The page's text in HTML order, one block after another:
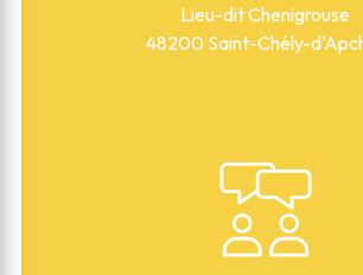
Lieu-dit Chenigrouse
48200 Saint-Chély-